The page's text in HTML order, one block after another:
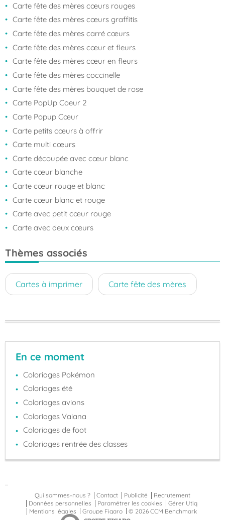
Carte fête des mères cœurs rouges
Carte fête des mères cœurs graffitis
Carte fête des mères carré cœurs
Carte fête des mères cœur et fleurs
Carte fête des mères cœur en fleurs
Carte fête des mères coccinelle
Carte fête des mères bouquet de rose
Carte PopUp Coeur 2
Carte Popup Cœur
Carte petits cœurs à offrir
Carte multi cœurs
Carte découpée avec cœur blanc
Carte cœur blanche
Carte cœur rouge et blanc
Carte cœur blanc et rouge
Carte avec petit cœur rouge
Carte avec deux cœurs
Thèmes associés
Cartes à imprimer Carte fête des mères
En ce moment
Coloriages Pokémon
Coloriages été
Coloriages avions
Coloriages Vaiana
Coloriages de foot
Coloriages rentrée des classes
Qui sommes-nous ?
Contact Publicité
Recrutement
Données personnelles
Paramétrer les cookies
Gérer Utiq
Mentions légales
Groupe Figaro © 2026 CCM Benchmark